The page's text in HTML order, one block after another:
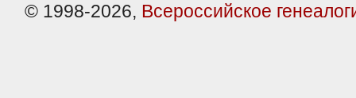
© 1998-2026, Всероссийское